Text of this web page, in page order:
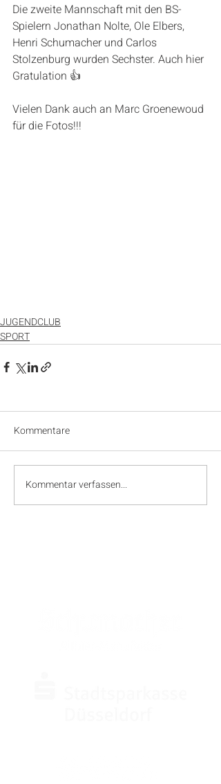
Die zweite Mannschaft mit den BS-
Spielern Jonathan Nolte, Ole Elbers,
Henri Schumacher und Carlos
Stolzenburg wurden Sechster. Auch hier
Gratulation 👍
Vielen Dank auch an Marc Groenewoud
für die Fotos!!!
JUGENDCLUB
SPORT
Kommentare
Kommentar verfassen...